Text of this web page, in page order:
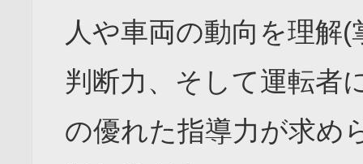
人や車両の動向を理解
判断力、そして運転者
の優れた指導力が求め